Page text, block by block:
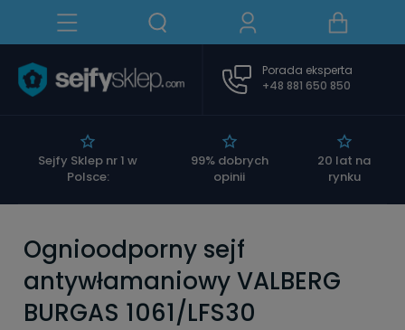
Sejfy Sklep nr 1 w
Polsce:
99% dobrych
opinii
20 lat na
rynku
Porada eksperta
+48 881 650 850
Ognioodporny sejf
antywłamaniowy VALBERG
BURGAS 1061/LFS30